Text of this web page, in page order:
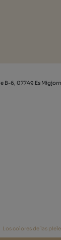
B-6, 07749 Es
Los colores de las